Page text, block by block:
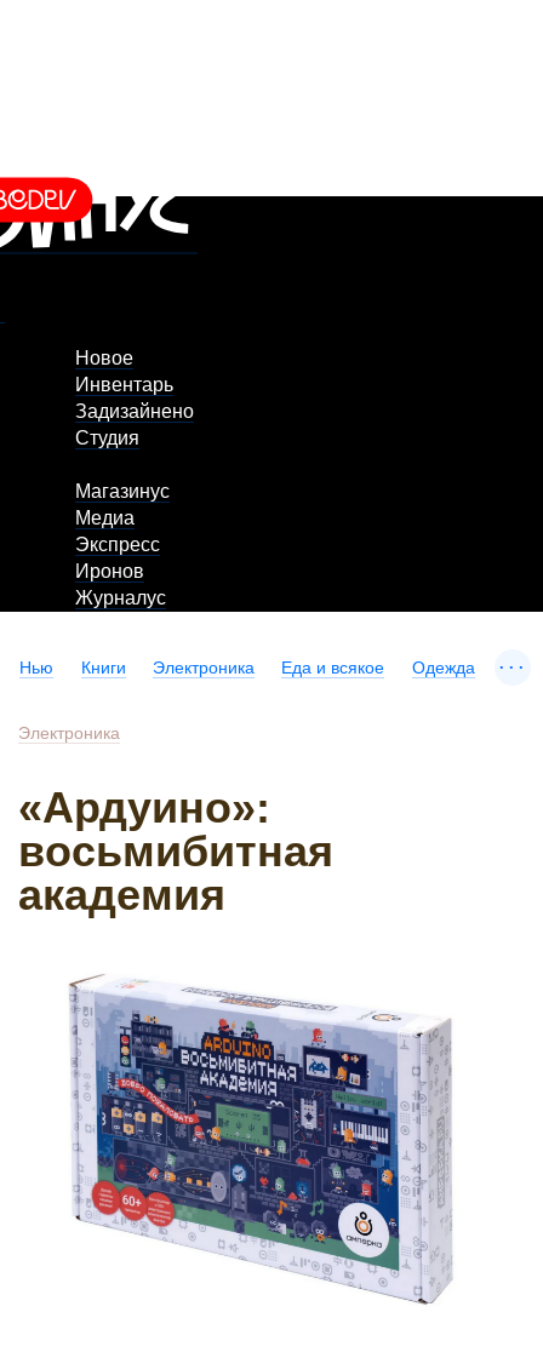
Новое
Инвентарь
Задизайнено
Студия
Магазинус
Медиа
Экспресс
Иронов
Журналус
Нью Книги Электроника Еда и всякое Одежда ...
Электроника
«Ардуино»:
восьмибитная
академия